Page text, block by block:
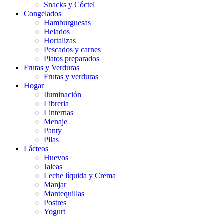
Snacks y Cóctel
Congelados
Hamburguesas
Helados
Hortalizas
Pescados y carnes
Platos preparados
Frutas y Verduras
Frutas y verduras
Hogar
Iluminación
Libreria
Linternas
Menaje
Panty
Pilas
Lácteos
Huevos
Jaleas
Leche líquida y Crema
Manjar
Mantequillas
Postres
Yogurt